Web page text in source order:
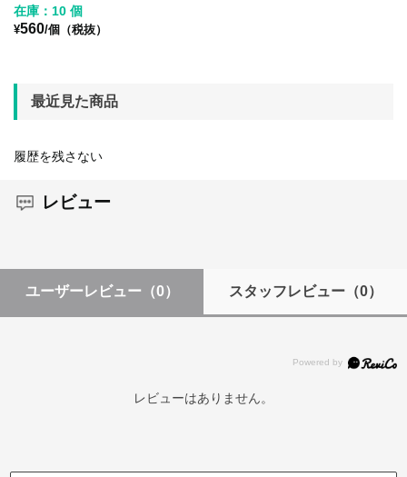
在庫：10 個
¥560/個（税抜）
最近見た商品
履歴を残さない
レビュー
ユーザーレビュー （0） スタッフレビュー（0）
レビューはありません。